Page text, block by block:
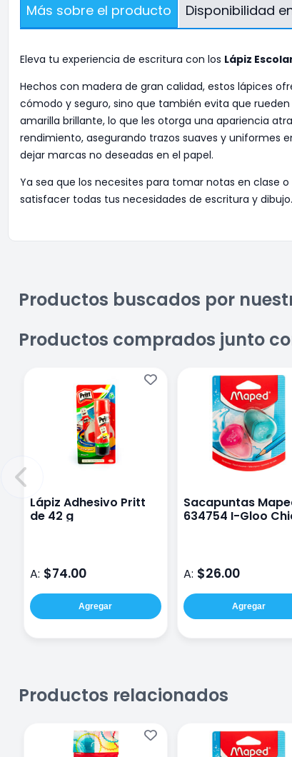
Más sobre el producto Disponibilidad
Eleva tu experiencia de escritura con los Lápiz
Hechos con madera de gran calidad, estos lápices
cómodo y seguro, sino que también evita que
amarilla brillante, lo que les otorga una apariencia
rendimiento, asegurando trazos suaves y uniformes
dejar marcas no deseadas en el papel.
Ya sea que los necesites para tomar notas en clase
satisfacer todas tus necesidades de escritura y
Productos buscados por
Productos comprados junto
Lápiz Adhesivo Pritt
de 42 g
A: $74.00
Agregar
Sacapuntas
634754 I-Gloo
A: $26.00
Agregar
Productos relacionados